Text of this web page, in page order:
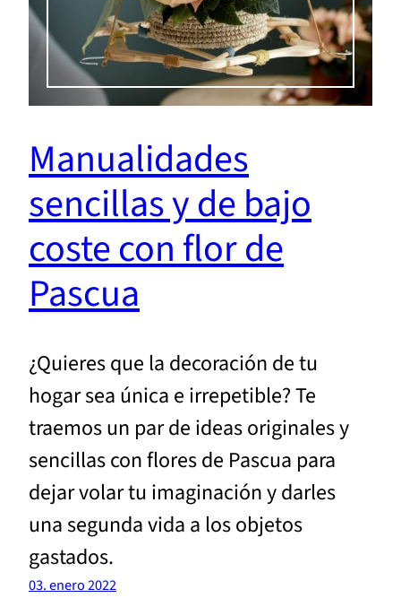
Manualidades
sencillas y de bajo
coste con flor de
Pascua
¿Quieres que la decoración de tu
hogar sea única e irrepetible? Te
traemos un par de ideas originales y
sencillas con flores de Pascua para
dejar volar tu imaginación y darles
una segunda vida a los objetos
gastados.
03. enero 2022